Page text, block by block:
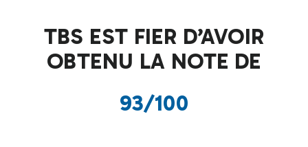
TBS EST FIER D’AVOIR
OBTENU LA NOTE DE
93/100